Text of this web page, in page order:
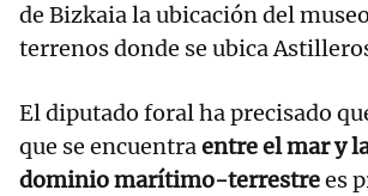
de Bizkaia la ubicación del
terrenos donde se ubica
El diputado foral ha precisado
que se encuentraentre el mar y
dominio marítimo-terrestrees